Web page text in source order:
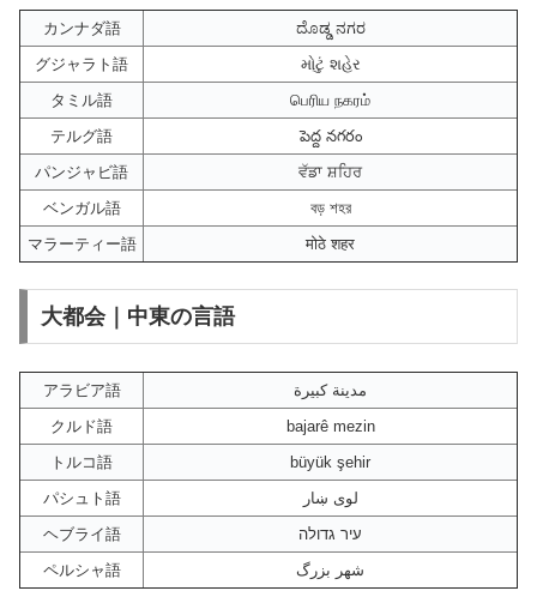
カンナダ語
ದೊಡ್ಡ ನಗರ
グジャラト語
મોટું શહેર
タミル語
பெரிய நகரம்
テルグ語
పెద్ద నగరం
パンジャビ語
ਵੱਡਾ ਸ਼ਹਿਰ
ベンガル語
বড় শহর
マラーティー語
मोठे शहर
大都会｜中東の言語
アラビア語
مدينة كبيرة
クルド語
bajarê mezin
トルコ語
büyük şehir
パシュト語
لوی ښار
ヘブライ語
עיר גדולה
ペルシャ語
شهر بزرگ